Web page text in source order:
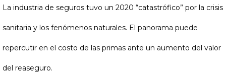
La industria de seguros tuvo un 2020 “catastrófico” por la crisis
sanitaria y los fenómenos naturales. El panorama puede
repercutir en el costo de las primas ante un aumento del valor
del reaseguro.